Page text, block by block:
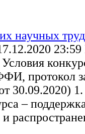
научных
23:59
протокол
30.09.2020)
–